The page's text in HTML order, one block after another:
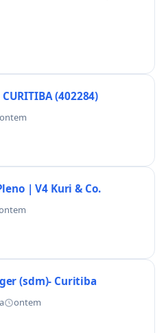
CURITIBA (402284)
ontem
| V4 Kuri & Co.
(sdm)- Curitiba
ontem